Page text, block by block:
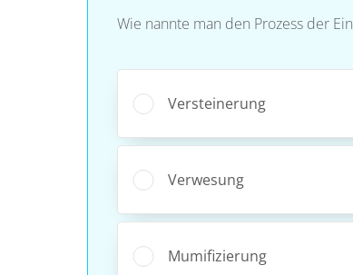
Wie nannte man den Prozess der
Versteinerung
Verwesung
Mumifizierung